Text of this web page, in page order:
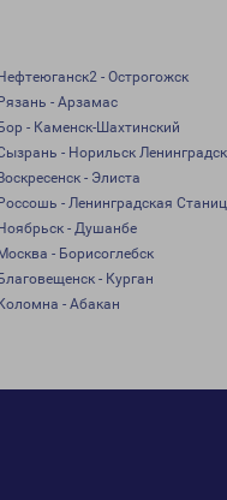
- Острогожск
- Арзамас
- Каменск-Шахтинский
- Норильск
- Элиста
- Ленинградская
- Душанбе
- Борисоглебск
- Курган
- Абакан